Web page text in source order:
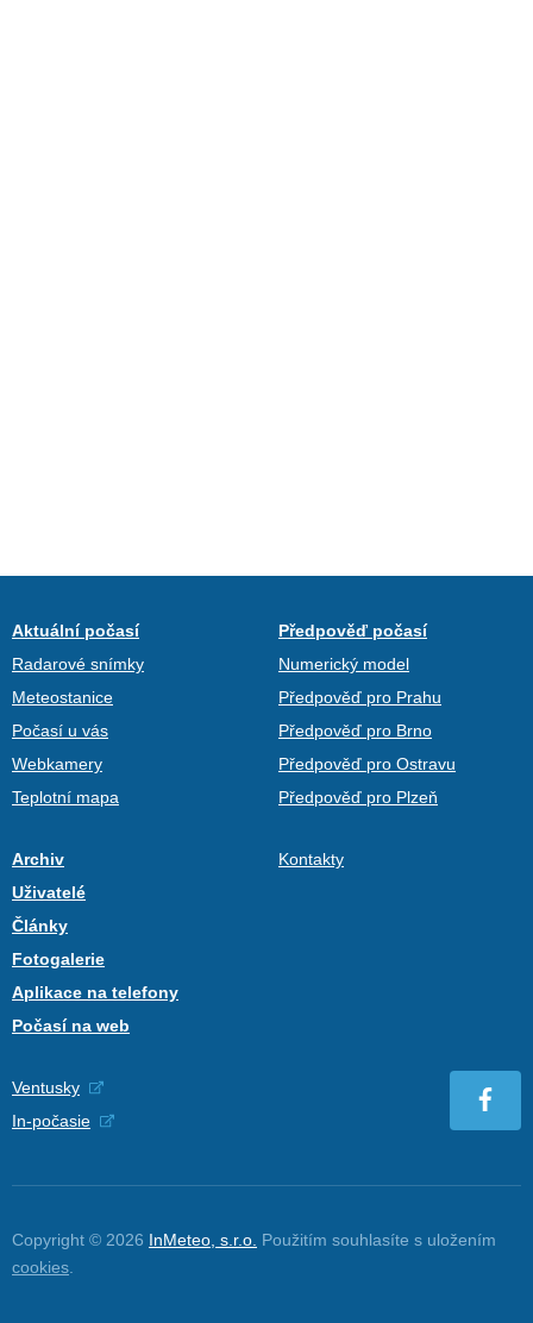
Aktuální počasí
Radarové snímky
Meteostanice
Počasí u vás
Webkamery
Teplotní mapa
Předpověď počasí
Numerický model
Předpověď pro Prahu
Předpověď pro Brno
Předpověď pro Ostravu
Předpověď pro Plzeň
Archiv
Uživatelé
Články
Fotogalerie
Aplikace na telefony
Počasí na web
Kontakty
Ventusky
In-počasie
Copyright © 2026 InMeteo, s.r.o. Použitím souhlasíte s uložením
cookies